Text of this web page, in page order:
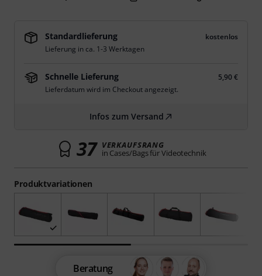
Produktvariationen
Standardlieferung
kostenlos
Lieferung in ca. 1-3 Werktagen
Schnelle Lieferung
5,90 €
Lieferdatum wird im Checkout angezeigt.
Infos zum Versand
37 VERKAUFSRANG
in Cases/Bags für Videotechnik
Beratung